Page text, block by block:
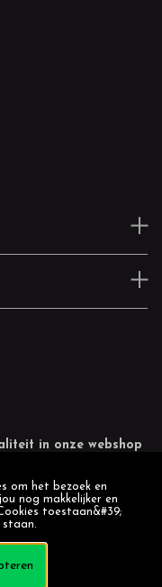
in onze webshop
om het bezoek en
nog makkelijker en
toestaan&#39;
staan.